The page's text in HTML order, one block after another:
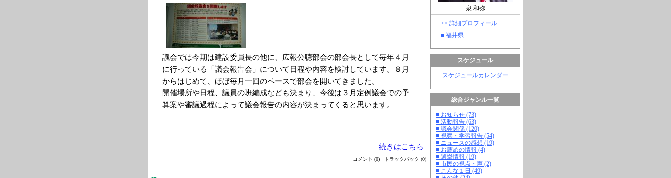
泉 和弥
>> 詳細プロフィール
■ 福井県
スケジュール
スケジュールカレンダー
総合ジャンル一覧
■ お知らせ (73)
■ 活動報告 (63)
■ 議会関係 (120)
■ 視察・学習報告 (54)
■ ニュースの感想 (19)
■ お薦めの情報 (4)
■ 選挙情報 (19)
■ 市民の視点・声 (2)
■ こんな１日 (49)
議会では今期は建設委員長の他に、広報公聴部会の部会長として毎年４月
に行っている「議会報告会」について日程や内容を検討しています。８月
からはじめて、ほぼ毎月一回のペースで部会を開いてきました。
開催場所や日程、議員の班編成なども決まり、今後は３月 定例議会での予
算案や審議過程によって議会報告の内容が決まってくると思います。
続きはこちら
コメント (0) トラックバック (0)